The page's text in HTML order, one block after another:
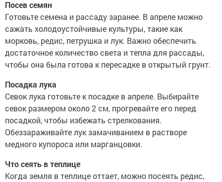
Посев семян
Готовьте семена и рассаду заранее. В апреле можно
сажать холодоустойчивые культуры, такие как
морковь, редис, петрушка и лук. Важно обеспечить
достаточное количество света и тепла для рассады,
чтобы она была готова к пересадке в открытый грунт.
Посадка лука
Севок лука готовьте к посадке в апреле. Выбирайте
севок размером около 2 см, прогревайте его перед
посадкой, чтобы избежать стрелкования.
Обеззараживайте лук замачиванием в растворе
медного купороса или марганцовки.
Что сеять в теплице
Когда земля в теплице оттает, можно посеять редис,